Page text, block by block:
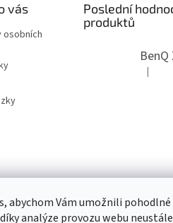
abychom Vám umožnili pohodlné
analýze provozu webu neustále
vás
osobních
Poslední
produktů
|